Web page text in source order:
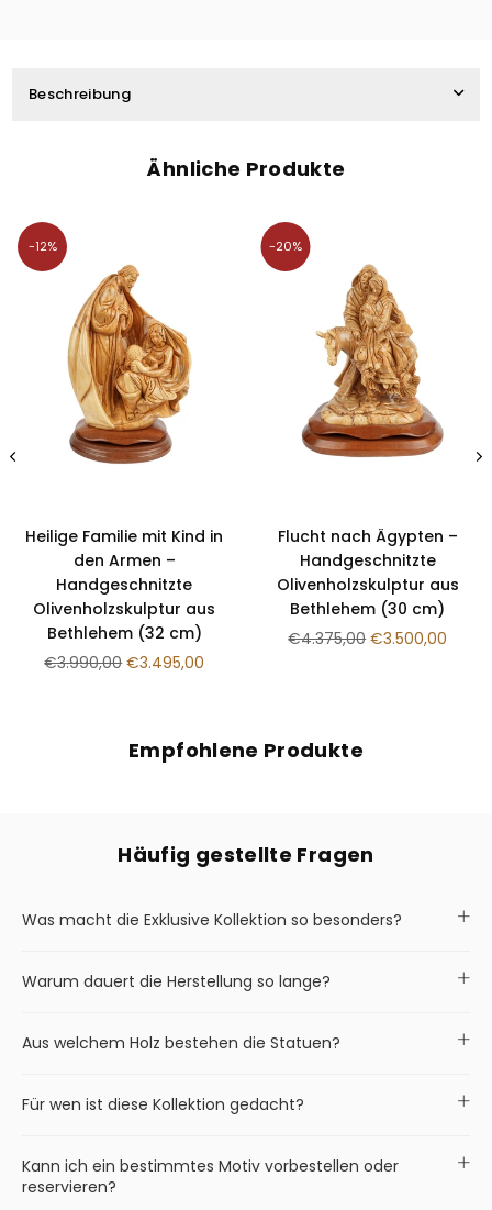
Beschreibung
Ähnliche Produkte
-12%
Heilige Familie mit Kind in
den Armen –
Handgeschnitzte
Olivenholzskulptur aus
Bethlehem (32 cm)
Normaler
€3.990,00 €3.495,00
-20%
Flucht nach Ägypten –
Handgeschnitzte
Olivenholzskulptur aus
Bethlehem (30 cm)
Normaler
€4.375,00 €3.500,00
Empfohlene Produkte
Häufig gestellte Fragen
Was macht die Exklusive Kollektion so besonders?
Warum dauert die Herstellung so lange?
Aus welchem Holz bestehen die Statuen?
Für wen ist diese Kollektion gedacht?
Kann ich ein bestimmtes Motiv vorbestellen oder
reservieren?